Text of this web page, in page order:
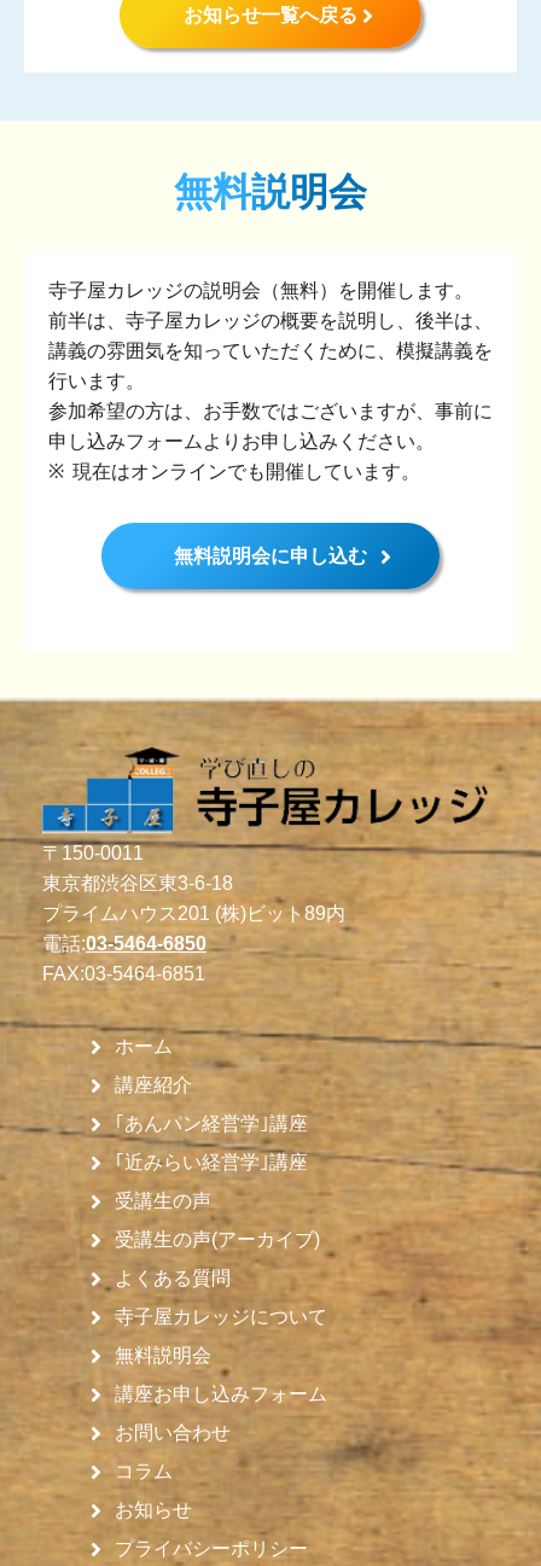
お知らせ一覧へ戻る
無料説明会
寺子屋カレッジの説明会（無料）を開催します。
前半は、寺子屋カレッジの概要を説明し、後半は、
講義の雰囲気を知っていただくために、模擬講義を
行います。
参加希望の方は、お手数ではございますが、事前に
申し込みフォームよりお申し込みください。
現在はオンラインでも開催しています。
無料説明会に申し込む
〒150-0011
東京都渋谷区東3-6-18
プライムハウス201 (株)ビット89内
電話:03-5464-6850
FAX:03-5464-6851
ホーム
講座紹介
｢あんパン経営学｣講座
｢近みらい経営学｣講座
受講生の声
受講生の声(アーカイブ)
よくある質問
寺子屋カレッジについて
無料説明会
講座お申し込みフォーム
お問い合わせ
コラム
お知らせ
プライバシーポリシー